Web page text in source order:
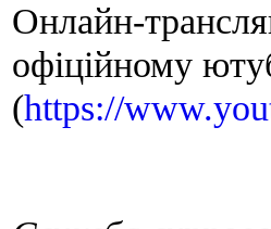
Онлайн-
офіційному
(https://